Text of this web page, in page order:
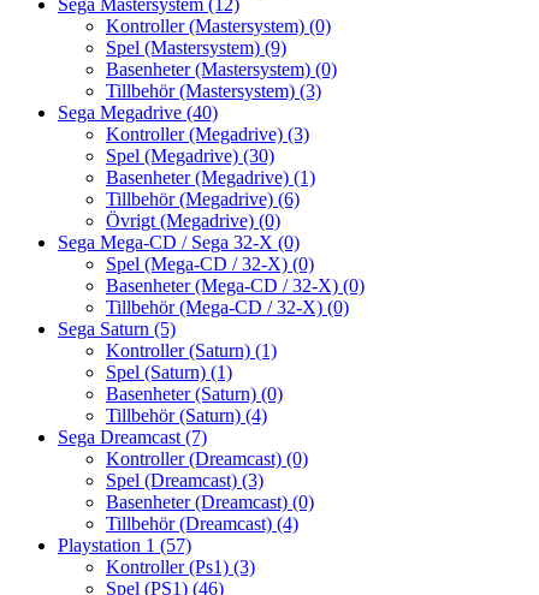
Sega Mastersystem (12)
Kontroller (Mastersystem) (0)
Spel (Mastersystem) (9)
Basenheter (Mastersystem) (0)
Tillbehör (Mastersystem) (3)
Sega Megadrive (40)
Kontroller (Megadrive) (3)
Spel (Megadrive) (30)
Basenheter (Megadrive) (1)
Tillbehör (Megadrive) (6)
Övrigt (Megadrive) (0)
Sega Mega-CD / Sega 32-X (0)
Spel (Mega-CD / 32-X) (0)
Basenheter (Mega-CD / 32-X) (0)
Tillbehör (Mega-CD / 32-X) (0)
Sega Saturn (5)
Kontroller (Saturn) (1)
Spel (Saturn) (1)
Basenheter (Saturn) (0)
Tillbehör (Saturn) (4)
Sega Dreamcast (7)
Kontroller (Dreamcast) (0)
Spel (Dreamcast) (3)
Basenheter (Dreamcast) (0)
Tillbehör (Dreamcast) (4)
Playstation 1 (57)
Kontroller (Ps1) (3)
Spel (PS1) (46)